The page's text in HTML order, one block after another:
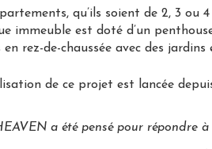
qu’ils soient de 2, 3 ou
immeuble est doté d’un
rez-de-chaussée avec des
de ce projet est lancée
a été pensé pour répondre